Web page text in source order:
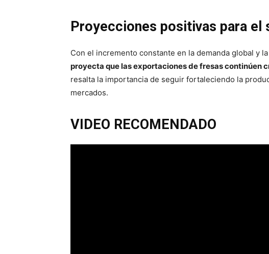
Proyecciones positivas para el
Con el incremento constante en la demanda global y
proyecta que las exportaciones de fresas continúen
resalta la importancia de seguir fortaleciendo la
mercados.
VIDEO RECOMENDADO